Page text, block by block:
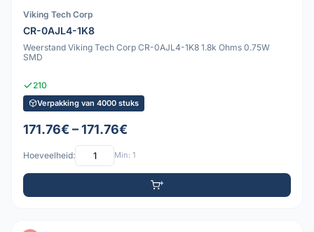
Viking Tech Corp
CR-0AJL4-1K8
Weerstand Viking Tech Corp CR-0AJL4-1K8 1.8k Ohms 0.75W
SMD
210
Verpakking van 4000 stuks
171.76€ – 171.76€
Hoeveelheid: Min: 1